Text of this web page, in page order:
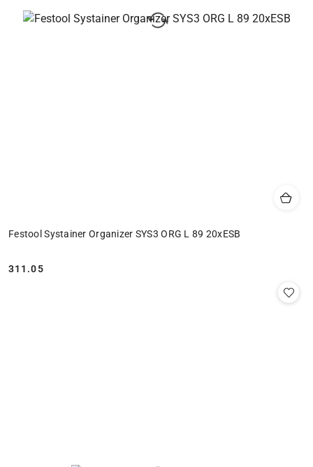
Festool Systainer Organizer SYS3 ORG L 89 20xESB
Cena:
311.05